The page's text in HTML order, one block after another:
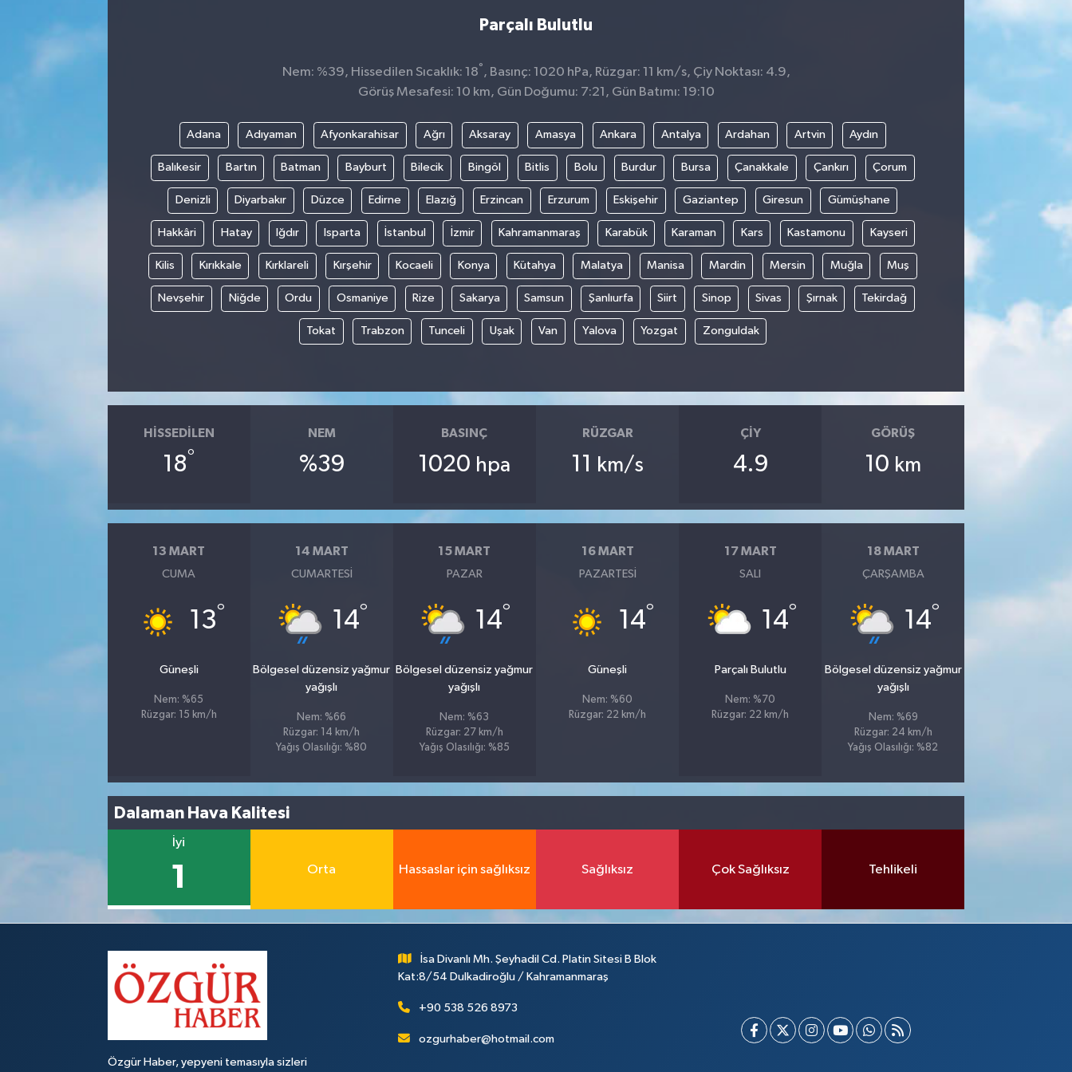
Parçalı Bulutlu
Nem: %39, Hissedilen Sıcaklık: 18° , Basınç: 1020 hPa, Rüzgar: 11 km/s, Çiy Noktası: 4.9,
Görüş Mesafesi: 10 km, Gün Doğumu: 7:21, Gün Batımı: 19:10
Adana Adıyaman Afyonkarahisar Ağrı Aksaray Amasya Ankara Antalya Ardahan Artvin Aydın
Balıkesir Bartın Batman Bayburt Bilecik Bingöl Bitlis Bolu Burdur Bursa Çanakkale Çankırı Çorum
Denizli Diyarbakır Düzce Edirne Elazığ Erzincan Erzurum Eskişehir Gaziantep Giresun Gümüşhane
Hakkâri Hatay Iğdır Isparta İstanbul İzmir Kahramanmaraş Karabük Karaman Kars Kastamonu Kayseri
Kilis Kırıkkale Kırklareli Kırşehir Kocaeli Konya Kütahya Malatya Manisa Mardin Mersin Muğla Muş
Nevşehir Niğde Ordu Osmaniye Rize Sakarya Samsun Şanlıurfa Siirt Sinop Sivas Şırnak Tekirdağ
Tokat Trabzon Tunceli Uşak Van Yalova Yozgat Zonguldak
HISSEDILEN
18°
NEM
%39
BASINÇ
1020 hpa
RÜZGAR
11 km/s
ÇIY
4.9
GÖRÜŞ
10 km
13 MART
CUMA
13°
Güneşli
Nem: %65
Rüzgar: 15 km/h
14 MART
CUMARTESI
14°
Bölgesel düzensiz yağmur
yağışlı
Nem: %66
Rüzgar: 14 km/h
Yağış Olasılığı: %80
15 MART
PAZAR
14°
Bölgesel düzensiz yağmur
yağışlı
Nem: %63
Rüzgar: 27 km/h
Yağış Olasılığı: %85
16 MART
PAZARTESI
14°
Güneşli
Nem: %60
Rüzgar: 22 km/h
17 MART
SALI
14°
Parçalı Bulutlu
Nem: %70
Rüzgar: 22 km/h
18 MART
ÇARŞAMBA
14°
Bölgesel düzensiz yağmur
yağışlı
Nem: %69
Rüzgar: 24 km/h
Yağış Olasılığı: %82
Dalaman Hava Kalitesi
İyi
1 Orta Hassaslar için sağlıksız Sağlıksız Çok Sağlıksız Tehlikeli
Özgür Haber, yepyeni temasıyla sizleri
İsa Divanlı Mh. Şeyhadil Cd. Platin Sitesi B Blok
Kat:8/54 Dulkadiroğlu / Kahramanmaraş
+90 538 526 8973
ozgurhaber@hotmail.com